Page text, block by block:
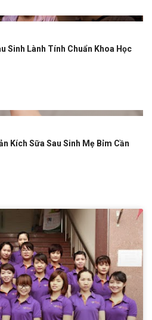
Sinh Lành Tính Chuẩn Khoa Học
Kích Sữa Sau Sinh Mẹ Bỉm Cần